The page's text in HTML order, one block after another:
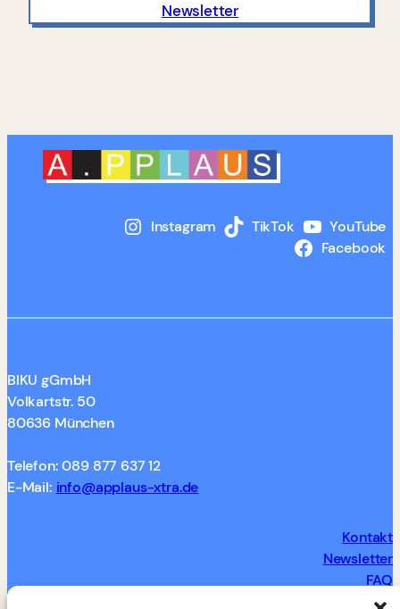
Newsletter
Instagram TikTok
YouTube
Facebook
BIKU gGmbH
Volkartstr. 50
80636 München
Telefon: 089 877 637 12
E-Mail: info@applaus-xtra.de
Kontakt
Newsletter
FAQ